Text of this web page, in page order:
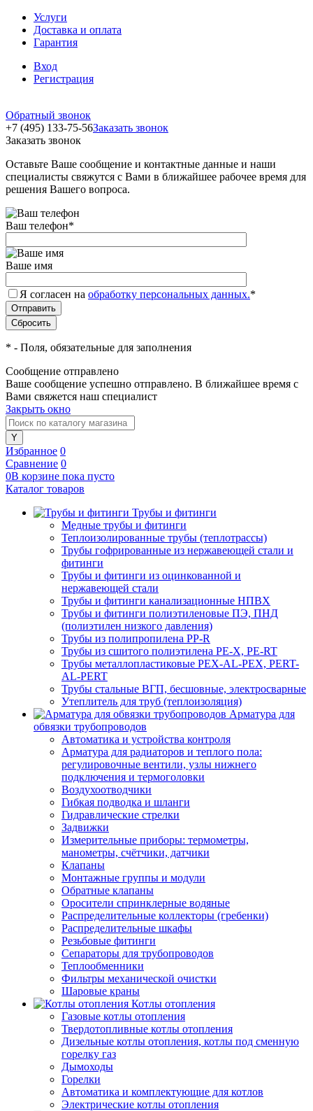
Услуги
Доставка и оплата
Гарантия
Вход
Регистрация
Обратный звонок
+7 (495) 133-75-56Заказать звонок
Заказать звонок
Оставьте Ваше сообщение и контактные данные и наши
специалисты свяжутся с Вами в ближайшее рабочее время для
решения Вашего вопроса.
Ваш телефон*
Ваше имя
Я согласен на обработку персональных данных.*
* - Поля, обязательные для заполнения
Сообщение отправлено
Ваше сообщение успешно отправлено. В ближайшее время с
Вами свяжется наш специалист
Закрыть окно
Избранное 0
Сравнение 0
0В корзине пока пусто
Каталог товаров
Трубы и фитинги
Медные трубы и фитинги
Теплоизолированные трубы (теплотрассы)
Трубы гофрированные из нержавеющей стали и
фитинги
Трубы и фитинги из оцинкованной и
нержавеющей стали
Трубы и фитинги канализационные НПВХ
Трубы и фитинги полиэтиленовые ПЭ, ПНД
(полиэтилен низкого давления)
Трубы из полипропилена PP-R
Трубы из сшитого полиэтилена PE-X, PE-RT
Трубы металлопластиковые PEX-AL-PEX, PERT-
AL-PERT
Трубы стальные ВГП, бесшовные, электросварные
Утеплитель для труб (теплоизоляция)
Арматура для
обвязки трубопроводов
Автоматика и устройства контроля
Арматура для радиаторов и теплого пола:
регулировочные вентили, узлы нижнего
подключения и термоголовки
Воздухоотводчики
Гибкая подводка и шланги
Гидравлические стрелки
Задвижки
Измерительные приборы: термометры,
манометры, счётчики, датчики
Клапаны
Монтажные группы и модули
Обратные клапаны
Оросители спринклерные водяные
Распределительные коллекторы (гребенки)
Распределительные шкафы
Резьбовые фитинги
Сепараторы для трубопроводов
Теплообменники
Фильтры механической очистки
Шаровые краны
Котлы отопления
Газовые котлы отопления
Твердотопливные котлы отопления
Дизельные котлы отопления, котлы под сменную
горелку газ
Дымоходы
Горелки
Автоматика и комплектующие для котлов
Электрические котлы отопления